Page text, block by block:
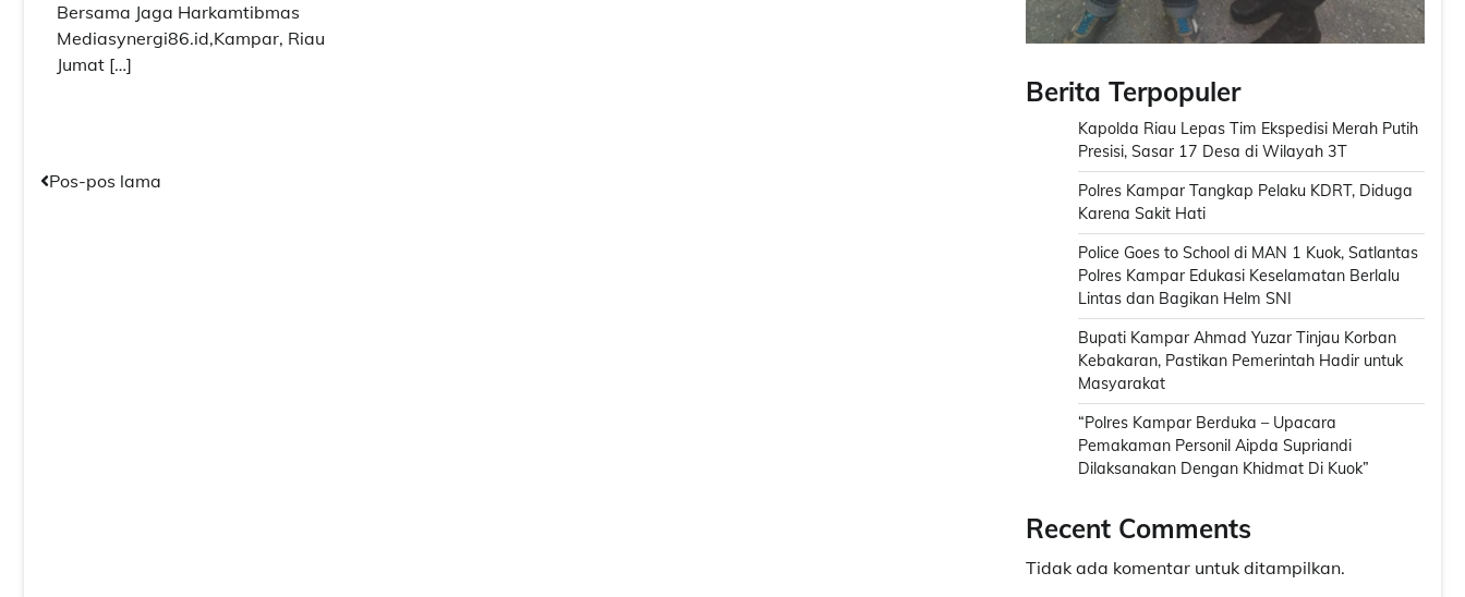
Bersama Jaga Harkamtibmas
Mediasynergi86.id,Kampar, Riau
Jumat […]
Navigasi
Pos-pos lama
Berita Terpopuler
Kapolda Riau Lepas Tim Ekspedisi Merah Putih
Presisi, Sasar 17 Desa di Wilayah 3T
Polres Kampar Tangkap Pelaku KDRT, Diduga
Karena Sakit Hati
Police Goes to School di MAN 1 Kuok, Satlantas
Polres Kampar Edukasi Keselamatan Berlalu
Lintas dan Bagikan Helm SNI
Bupati Kampar Ahmad Yuzar Tinjau Korban
Kebakaran, Pastikan Pemerintah Hadir untuk
Masyarakat
“Polres Kampar Berduka – Upacara
Pemakaman Personil Aipda Supriandi
Dilaksanakan Dengan Khidmat Di Kuok”
Recent Comments
Tidak ada komentar untuk ditampilkan.